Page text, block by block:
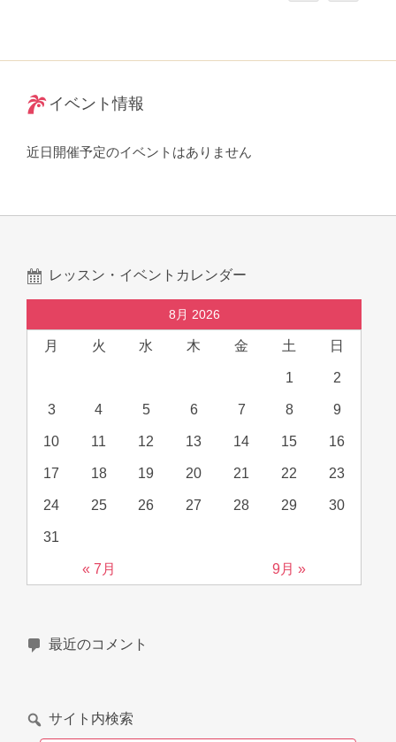
イベント情報
近日開催予定のイベントはありません
レッスン・イベントカレンダー
8月 2026
月 火 水 木 金 土 日
« 7月 9月 »
1 2
3 4 5 6 7 8 9
10 11 12 13 14 15 16
17 18 19 20 21 22 23
24 25 26 27 28 29 30
31
最近のコメント
サイト内検索